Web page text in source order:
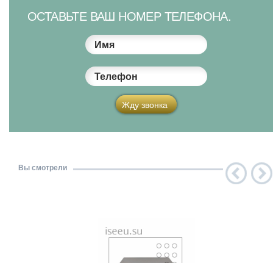
ОСТАВЬТЕ ВАШ НОМЕР ТЕЛЕФОНА.
Имя
Телефон
Жду звонка
Вы смотрели